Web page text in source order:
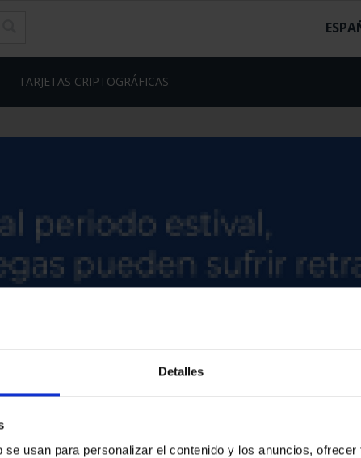
Detalles
usan para personalizar el contenido y los anuncios,
TARJETAS CRIPTOGRÁFICAS